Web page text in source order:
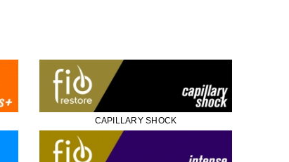
CAPILLARY SHOCK